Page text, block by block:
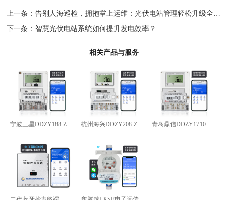
上一条：告别人海巡检，拥抱掌上运维：光伏电站管理轻松升级全指南
下一条： 智慧光伏电站系统如何提升发电效率？
相关产品与服务
宁波三星DDZY188-Z型4G通讯智能电能表杭州海兴DDZY208-Z型RS485通讯智能电能表
青岛鼎信DDZY1710-Z型单